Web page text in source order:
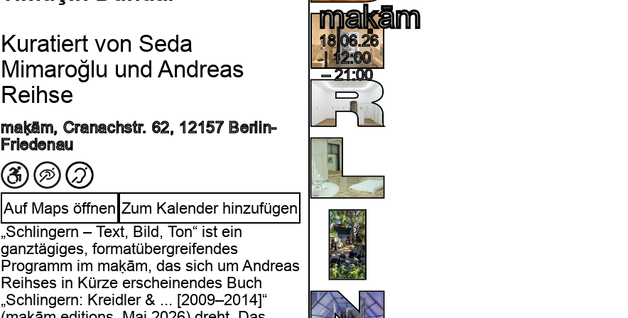
Kuratiert von Seda
Mimaroğlu und Andreas
Reihse
maḳām, Cranachstr. 62, 12157 Berlin-
Friedenau
Auf Maps öffnen Zum Kalender hinzufügen
„Schlingern – Text, Bild, Ton“ ist ein
ganztägiges, formatübergreifendes
Programm im maḳām, das sich um Andreas
Reihses in Kürze erscheinendes Buch
„Schlingern: Kreidler & ... [2009–2014]“
maḳām
18.06.26
| 12:00
– 21:00